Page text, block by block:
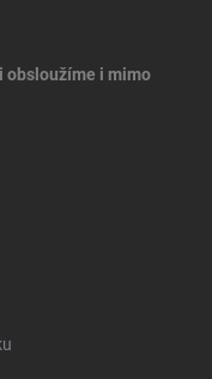
obsloužíme i mimo